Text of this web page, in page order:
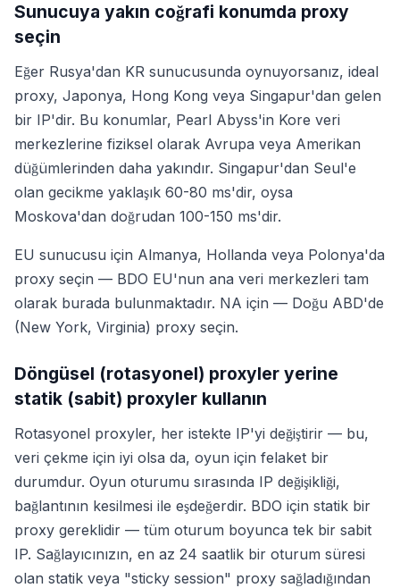
Sunucuya yakın coğrafi konumda proxy
seçin
Eğer Rusya'dan KR sunucusunda oynuyorsanız, ideal
proxy, Japonya, Hong Kong veya Singapur'dan gelen
bir IP'dir. Bu konumlar, Pearl Abyss'in Kore veri
merkezlerine fiziksel olarak Avrupa veya Amerikan
düğümlerinden daha yakındır. Singapur'dan Seul'e
olan gecikme yaklaşık 60-80 ms'dir, oysa
Moskova'dan doğrudan 100-150 ms'dir.
EU sunucusu için Almanya, Hollanda veya Polonya'da
proxy seçin — BDO EU'nun ana veri merkezleri tam
olarak burada bulunmaktadır. NA için — Doğu ABD'de
(New York, Virginia) proxy seçin.
Döngüsel (rotasyonel) proxyler yerine
statik (sabit) proxyler kullanın
Rotasyonel proxyler, her istekte IP'yi değiştirir — bu,
veri çekme için iyi olsa da, oyun için felaket bir
durumdur. Oyun oturumu sırasında IP değişikliği,
bağlantının kesilmesi ile eşdeğerdir. BDO için statik bir
proxy gereklidir — tüm oturum boyunca tek bir sabit
IP. Sağlayıcınızın, en az 24 saatlik bir oturum süresi
olan statik veya "sticky session" proxy sağladığından